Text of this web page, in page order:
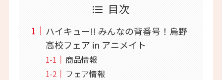
目次
ハイキュー!! みんなの背番号！烏野
高校フェア in アニメイト
商品情報
フェア情報